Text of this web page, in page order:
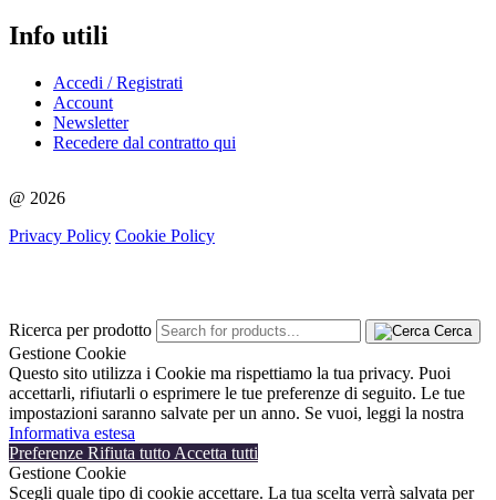
Info utili
Accedi / Registrati
Account
Newsletter
Recedere dal contratto qui
@ 2026
Privacy Policy Cookie Policy
Ricerca per prodotto Cerca
Gestione Cookie
Questo sito utilizza i Cookie ma rispettiamo la tua privacy. Puoi
accettarli, rifiutarli o esprimere le tue preferenze di seguito. Le tue
impostazioni saranno salvate per un anno. Se vuoi, leggi la nostra
Informativa estesa
Preferenze Rifiuta tutto Accetta tutti
Gestione Cookie
Scegli quale tipo di cookie accettare. La tua scelta verrà salvata per